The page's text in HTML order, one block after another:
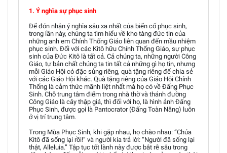
1. Ý nghĩa sự phục sinh
Để đón nhận ý nghĩa sâu xa nhất của biến cố phục sinh,
trong lần này, chúng ta tìm hiểu về kho tàng đức tin của
những anh em Chính Thống Giáo liên quan đến mầu nhiệm
phục sinh. Đối với các Kitô hữu Chính Thống Giáo, sự phục
sinh của Đức Kitô là tất cả. Cả chúng ta, những người Công
Giáo, tự bản chất chúng ta tin tất cả những gì họ tin, nhưng
mỗi Giáo Hội có đặc sủng riêng, quà tặng riêng để chia sẻ
với các Giáo Hội khác. Quà tặng riêng của Giáo Hội Chính
Thống là cảm thức mãnh liệt nhất mà họ có về Đấng Phục
Sinh. Chỗ trung tâm điểm trong nhà thờ và thánh đường
Công Giáo là cây thập giá, thì đối với họ, là hình ảnh Đấng
Phục Sinh, được gọi là Pantocrator (Đấng Toàn Năng) luôn
ở vị trí trung tâm.
Trong Mùa Phục Sinh, khi gặp nhau, họ chào nhau: “Chúa
Kitô đã sống lại rồi!” và người kia trả lời: “Người đã sống lại
thật, Alleluia.” Tập tục tốt lành này được bắt rễ sâu trong